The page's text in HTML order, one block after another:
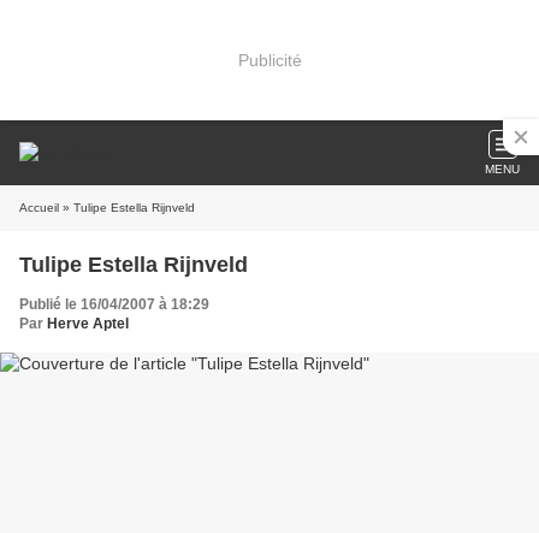
Publicité
MENU
Accueil » Tulipe Estella Rijnveld
Tulipe Estella Rijnveld
Publié le 16/04/2007 à 18:29
Par Herve Aptel